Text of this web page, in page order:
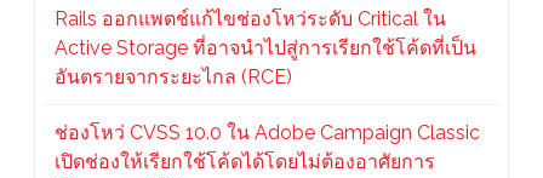
Rails ออกแพตช์แก้ไขช่องโหว่ระดับ Critical ใน
Active Storage ที่อาจนำไปสู่การเรียกใช้โค้ดที่เป็น
อันตรายจากระยะไกล (RCE)
ช่องโหว่ CVSS 10.0 ใน Adobe Campaign Classic
เปิดช่องให้เรียกใช้โค้ดได้โดยไม่ต้องอาศัยการ